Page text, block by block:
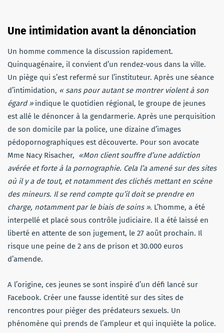
Une intimidation avant la dénonciation
Un homme commence la discussion rapidement.
Quinquagénaire, il convient d’un rendez-vous dans la ville.
Un piège qui s’est refermé sur l’instituteur. Après une séance
d’intimidation, « sans pour autant se montrer violent à son
égard »indique le quotidien régional, le groupe de jeunes
est allé le dénoncer à la gendarmerie. Après une perquisition
de son domicile par la police, une dizaine d’images
pédopornographiques est découverte. Pour son avocate
Mme Nacy Risacher,
«Mon client souffre d’une addiction
avérée et forte à la pornographie. Cela l’a amené sur des sites
où il y a de tout, et notamment des clichés mettant en scène
des mineurs. Il se rend compte qu’il doit se prendre en
charge, notamment par le biais de soins ». L’homme, a été
interpellé et placé sous contrôle judiciaire. Il a été laissé en
liberté en attente de son jugement, le 27 août prochain. Il
risque une peine de 2 ans de prison et 30.000 euros
d’amende.
A l’origine, ces jeunes se sont inspiré d’un défi lancé sur
Facebook. Créer une fausse identité sur des sites de
rencontres pour piéger des prédateurs sexuels. Un
phénomène qui prends de l’ampleur et qui inquiète la police.